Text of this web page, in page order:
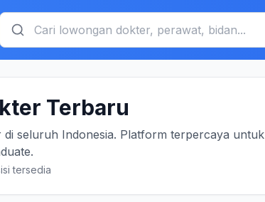
Terbaru
seluruh Indonesia. Platform terpercaya untuk
tersedia